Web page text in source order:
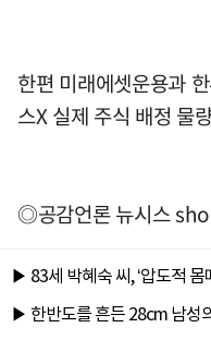
한편 미래에셋운용과
스X 실제 주식 배정 물
◎공감언론 뉴시스